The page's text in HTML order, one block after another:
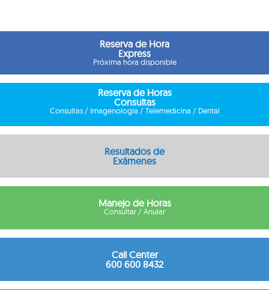
Reserva de Hora
Express
Próxima hora disponible
Reserva de Horas
Consultas
Consultas / Imagenología / Telemedicina / Dental
Resultados de
Exámenes
Manejo de Horas
Consultar / Anular
Call Center
600 600 8432